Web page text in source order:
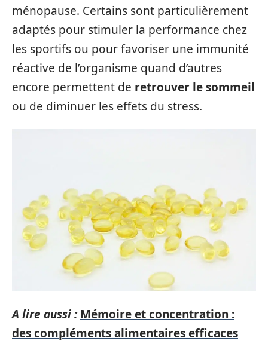
ménopause. Certains sont particulièrement
adaptés pour stimuler la performance chez
les sportifs ou pour favoriser une immunité
réactive de l’organisme quand d’autres
encore permettent de retrouver le sommeil
ou de diminuer les effets du stress.
A lire aussi : Mémoire et concentration :
des compléments alimentaires efficaces